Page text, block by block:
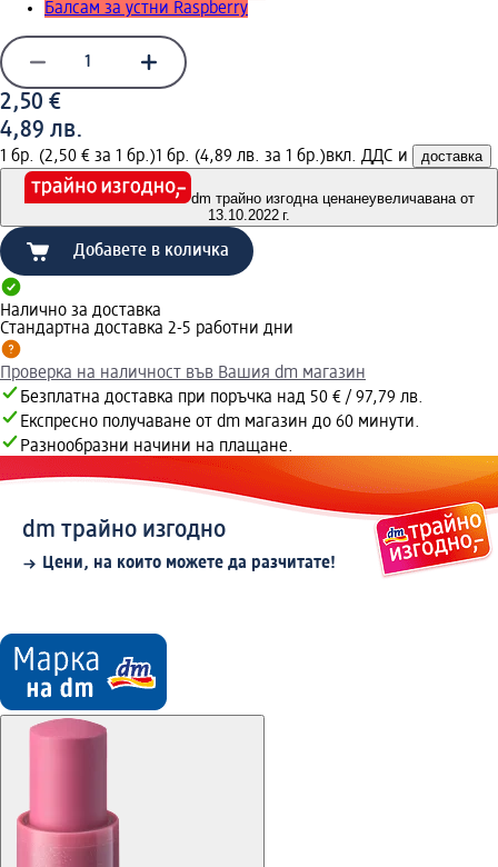
Балсам за устни Raspberry
2,50 €
4,89 лв.
1 бр. (2,50 € за 1 бр.)1 бр. (4,89 лв. за 1 бр.)вкл. ДДС и доставка
dm трайно изгодна ценанеувеличавана от
13.10.2022 г.
Добавете в количка
Налично за доставка
Стандартна доставка 2-5 работни дни
Проверка на наличност във Вашия dm магазин
Безплатна доставка при поръчка над 50 € / 97,79 лв.
Експресно получаване от dm магазин до 60 минути.
Разнообразни начини на плащане.
dm трайно изгодно
Цени, на които можете да разчитате!